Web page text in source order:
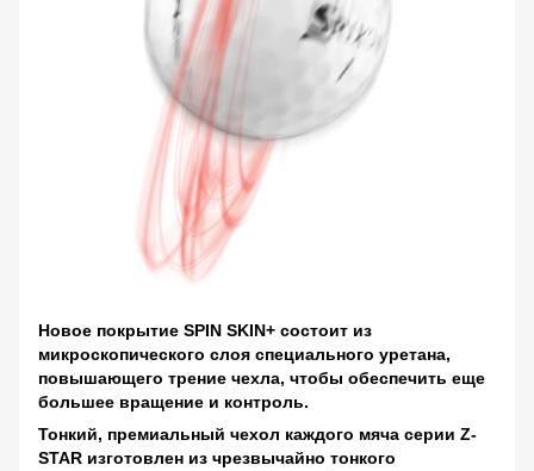
Новое покрытие SPIN SKIN+ состоит из
микроскопического слоя специального уретана,
повышающего трение чехла, чтобы обеспечить еще
большее вращение и контроль.
Тонкий, премиальный чехол каждого мяча серии Z-
STAR изготовлен из чрезвычайно тонкого